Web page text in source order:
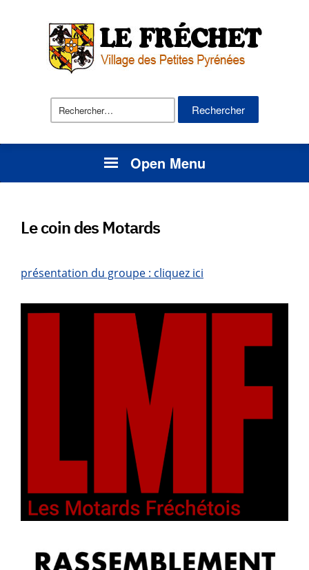
Rechercher :
Open Menu
Le coin des Motards
présentation du groupe : cliquez ici